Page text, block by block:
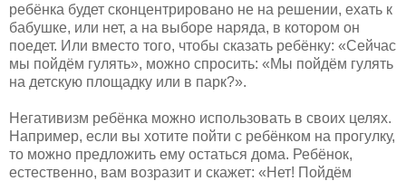
ребёнка будет сконцентрировано не на решении, ехать к
бабушке, или нет, а на выборе наряда, в котором он
поедет. Или вместо того, чтобы сказать ребёнку: «Сейчас
мы пойдём гулять», можно спросить: «Мы пойдём гулять
на детскую площадку или в парк?».
Негативизм ребёнка можно использовать в своих целях.
Например, если вы хотите пойти с ребёнком на прогулку,
то можно предложить ему остаться дома. Ребёнок,
естественно, вам возразит и скажет: «Нет! Пойдём